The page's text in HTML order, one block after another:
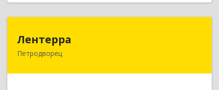
Лентерра
Петродворец198517, Санкт-Петербург, Петергоф г,